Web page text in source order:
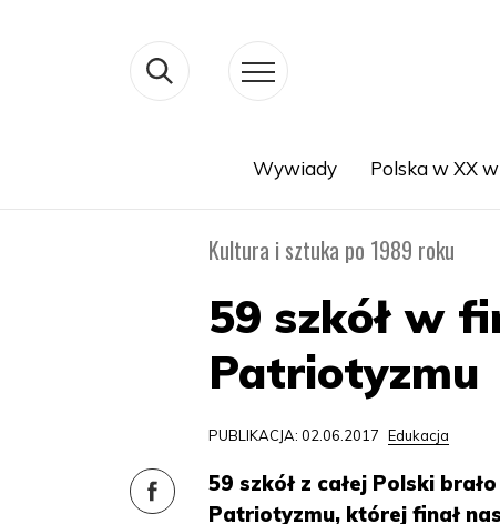
Wywiady Polska w XX
Kultura i sztuka po 1989 roku
59 szkół w
Patriotyzmu
PUBLIKACJA: 02.06.2017 Edukacja
59 szkół z całej Polski
Patriotyzmu, której finał